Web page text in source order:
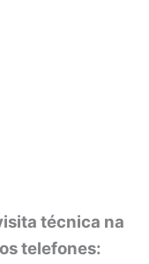
técnica na
telefones: